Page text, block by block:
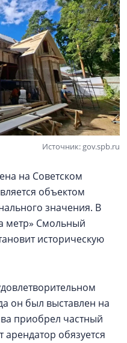
Источник: gov.spb.ru
на Советском
объектом
значения. В
метр» Смольный
историческую
он был выставлен на
приобрел частный
арендатор обязуется